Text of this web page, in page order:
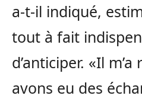
a-t-il indiqué,
tout à fait
d’anticiper. «Il
avons eu des